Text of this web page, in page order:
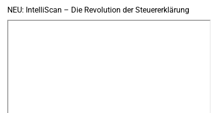
NEU: IntelliScan – Die Revolution der Steuererklärung